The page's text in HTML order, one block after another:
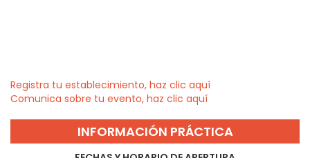
Registra tu establecimiento, haz clic aquí
Comunica sobre tu evento, haz clic aquí
INFORMACIÓN PRÁCTICA